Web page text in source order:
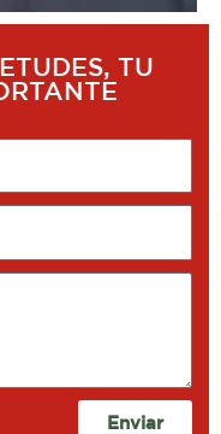
TU
Enviar